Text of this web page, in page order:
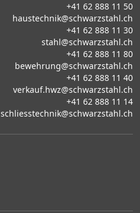
+41 62 888 11 50
haustechnik@schwarzstahl.ch
+41 62 888 11 30
stahl@schwarzstahl.ch
+41 62 888 11 80
bewehrung@schwarzstahl.ch
+41 62 888 11 40
verkauf.hwz@schwarzstahl.ch
+41 62 888 11 14
schliesstechnik@schwarzstahl.ch